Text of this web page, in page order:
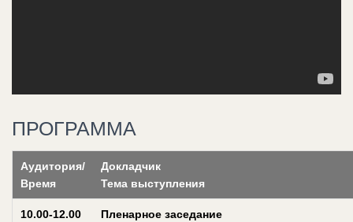
ПРОГРАММА
Аудитория/
Время
Докладчик
Тема выступления
10.00-12.00 Пленарное заседание